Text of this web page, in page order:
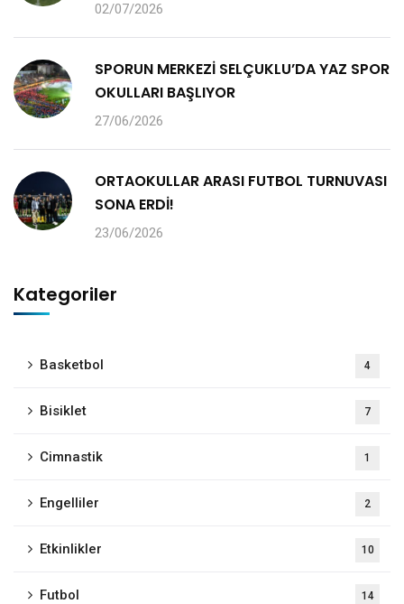
02/07/2026
SPORUN MERKEZİ SELÇUKLU’DA YAZ SPOR
OKULLARI BAŞLIYOR
27/06/2026
ORTAOKULLAR ARASI FUTBOL TURNUVASI
SONA ERDİ!
23/06/2026
Kategoriler
Basketbol 4
Bisiklet 7
Cimnastik 1
Engelliler 2
Etkinlikler 10
Futbol 14